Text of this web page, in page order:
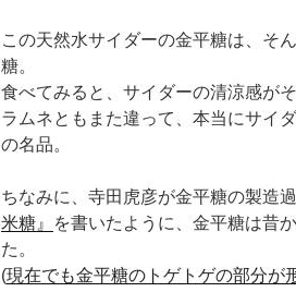
この天然水サイダーの金平糖は、そ
糖。
食べてみると、サイダーの清涼感が
ラムネともまた違って、本当にサイ
の名品。
ちなみに、寺田虎彦が金平糖の製造
米糖』
を書いたように、金平糖は昔
た。
(現在でも金平糖のトゲトゲの部分が